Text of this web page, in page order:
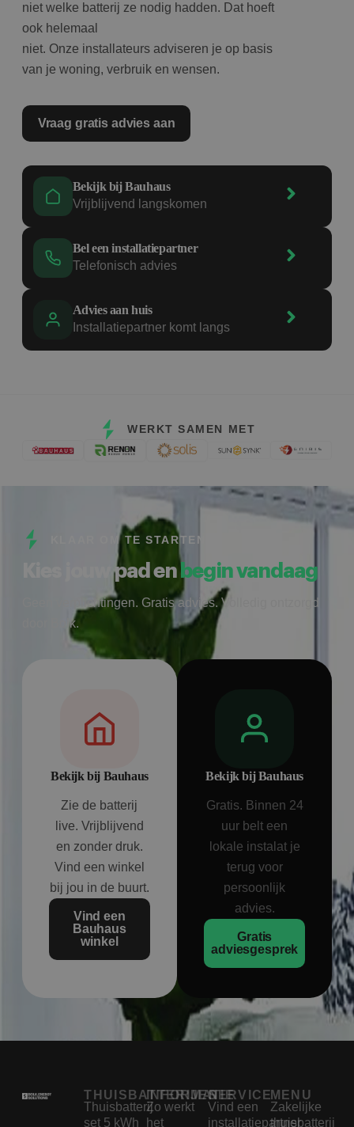
niet welke batterij ze nodig hadden. Dat hoeft
ook helemaal
niet. Onze installateurs adviseren je op basis
van je woning, verbruik en wensen.
Vraag gratis advies aan
Bekijk bij Bauhaus
Vrijblijvend langskomen
Bel een installatiepartner
Telefonisch advies
Advies aan huis
Installatiepartner komt langs
WERKT SAMEN MET
KLAAR OM TE STARTEN
Kies jouw pad enbegin vandaag
Geen verplichtingen. Gratis advies. Volledig ontzorgd
door Bolk.
Bekijk bij Bauhaus
Zie de batterij
live. Vrijblijvend
en zonder druk.
Vind een winkel
bij jou in de buurt.
Vind een
Bauhaus
winkel
Bekijk bij Bauhaus
Gratis. Binnen 24
uur belt een
lokale instalat je
terug voor
persoonlijk
advies.
Gratis
adviesgesprek
THUISBATTERIJEN
Thuisbatterij
set 5 kWh
INFORMATIE
Zo werkt
het
SERVICE
Vind een
installatiepartner
MENU
Zakelijke
thuisbatterij